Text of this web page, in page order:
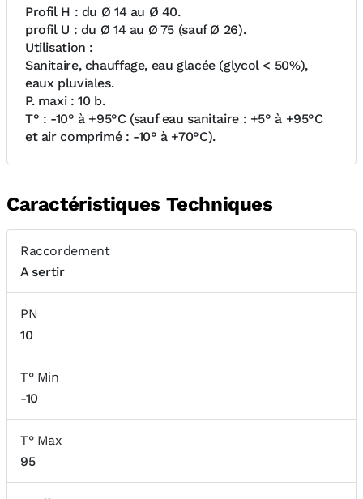
Profil H : du Ø 14 au Ø 40.
profil U : du Ø 14 au Ø 75 (sauf Ø 26).
Utilisation :
Sanitaire, chauffage, eau glacée (glycol < 50%),
eaux pluviales.
P. maxi : 10 b.
T° : -10° à +95°C (sauf eau sanitaire : +5° à +95°C
et air comprimé : -10° à +70°C).
Caractéristiques Techniques
Raccordement
A sertir
PN
10
T° Min
-10
T° Max
95